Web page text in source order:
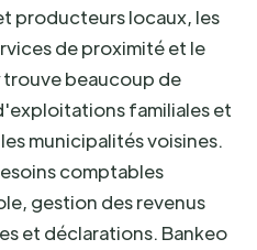
producteurs locaux, les
de proximité et le
trouve beaucoup de
familiales et
municipalités voisines.
comptables
gestion des revenus
et déclarations. Bankeo